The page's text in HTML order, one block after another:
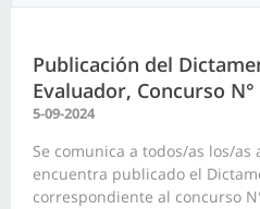
Publicación del
Evaluador, Concurso N°
5-09-2024
Se comunica a todos/as los/as
encuentra publicado el
correspondiente al concurso